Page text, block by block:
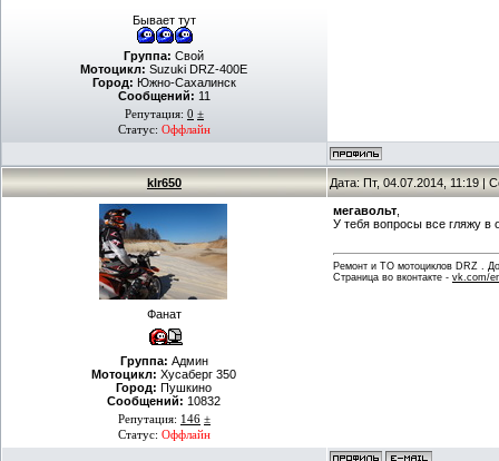
Бывает тут
Группа: Свой
Мотоцикл: Suzuki DRZ-400E
Город: Южно-Сахалинск
Сообщений: 11
Репутация: 0 ±
Статус: Оффлайн
klr650 Дата: Пт, 04.07.2014, 11:19 |
Фанат
Группа: Админ
Мотоцикл: Хусаберг 350
Город: Пушкино
Сообщений: 10832
Репутация: 146 ±
Статус: Оффлайн
мегавольт
У тебя вопросы все гляжу
Ремонт и ТО мотоциклов DRZ .
Страница во вконтакте - vk.com/